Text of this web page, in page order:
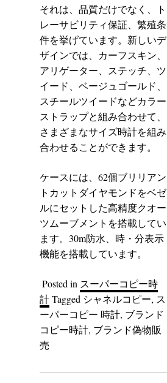
それは、品質だけでなく、ト
レーサビリティ保証、繁殖条
件を挙げています。新しいデ
ザインでは、カーフスキン、
アリゲーター、ステッチ、ツ
イード、ベージュゴールド、
スチールツイードなどカラー
ストラップと組み合わせて、
さまざまなサイズ時計を組み
合わせることができます。
ケースには、62個ブリリアン
トカットダイヤモンドをベゼ
ルにセットした高精度クオー
ツムーブメントを搭載してい
ます。30m防水、時・分表示
機能を搭載しています。
Posted in スーパーコピー時
計 Tagged シャネルコピー, ス
ーパーコピー 時計, ブランド
コピー時計, ブランド偽物販
売